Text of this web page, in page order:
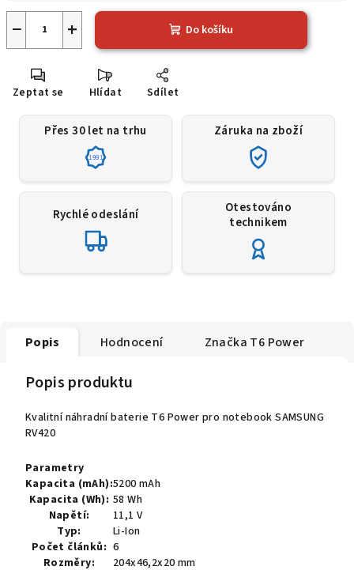
+
− Do košíku
Zeptat se Hlídat Sdílet
Přes 30 let na trhu
1991
Záruka na zboží
Rychlé odeslání
Otestováno
technikem
Popis Hodnocení Značka T6 Power
Popis produktu
Kvalitní náhradní baterie T6 Power pro notebook SAMSUNG
RV420
Parametry
Kapacita (mAh):5200 mAh
Kapacita (Wh): 58 Wh
Napětí:
11,1 V
Typ:
Li-Ion
Počet článků: 6
Rozměry:
204x46,2x20 mm